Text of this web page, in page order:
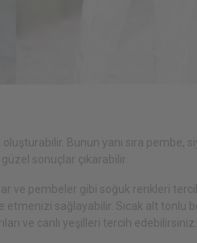
Bunun yanı sıra pembe,
sonuçlar çıkarabilir.
ve pembeler gibi soğuk renkleri
sağlayabilir. Sıcak alt tonlu
ve canlı yeşilleri tercih edebilirsiniz.